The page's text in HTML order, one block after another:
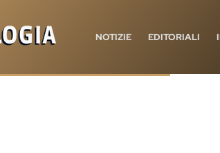
NOTIZIE EDITORIALI